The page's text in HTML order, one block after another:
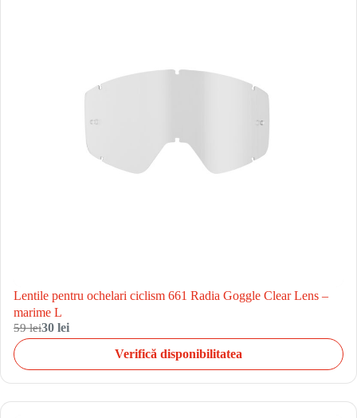
Lentile pentru ochelari ciclism 661 Radia Goggle Clear Lens –
marime L
59 lei30 lei
Verifică disponibilitatea